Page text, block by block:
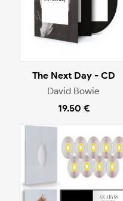
The Next Day - CD
David Bowie
19.50 €